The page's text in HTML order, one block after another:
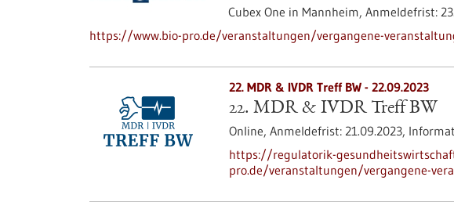
Cubex One in Mannheim, Anmeldefrist:
https://www.bio-pro.de/veranstaltungen/vergangene-
22. MDR & IVDR Treff BW - 22.09.2023
22. MDR & IVDR Treff BW
Online, Anmeldefrist: 21.09.2023,
https://regulatorik-
pro.de/veranstaltungen/vergangene-